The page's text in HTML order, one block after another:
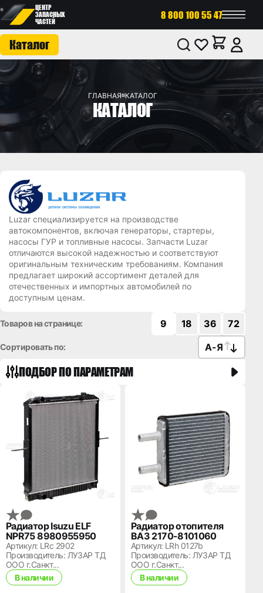
ЦЕНТР
ЗАПАСНЫХ
ЧАСТЕЙ
8 800 100 55 47
Каталог
ГЛАВНАЯ КАТАЛОГ
КАТАЛОГ
Luzar специализируется на производстве
автокомпонентов, включая генераторы, стартеры,
насосы ГУР и топливные насосы. Запчасти Luzar
отличаются высокой надежностью и соответствуют
оригинальным техническим требованиям. Компания
предлагает широкий ассортимент деталей для
отечественных и импортных автомобилей по
доступным ценам.
Товаров на странице: 9 18 36 72
Сортировать по: А-Я
ПОДБОР ПО ПАРАМЕТРАМ
Радиатор Isuzu ELF
NPR75 8980955950
Артикул: LRc 2902
Производитель: ЛУЗАР ТД
ООО г.Санкт...
В наличии
Радиатор отопителя
ВАЗ 2170-8101060
Артикул: LRh 0127b
Производитель: ЛУЗАР ТД
ООО г.Санкт...
В наличии